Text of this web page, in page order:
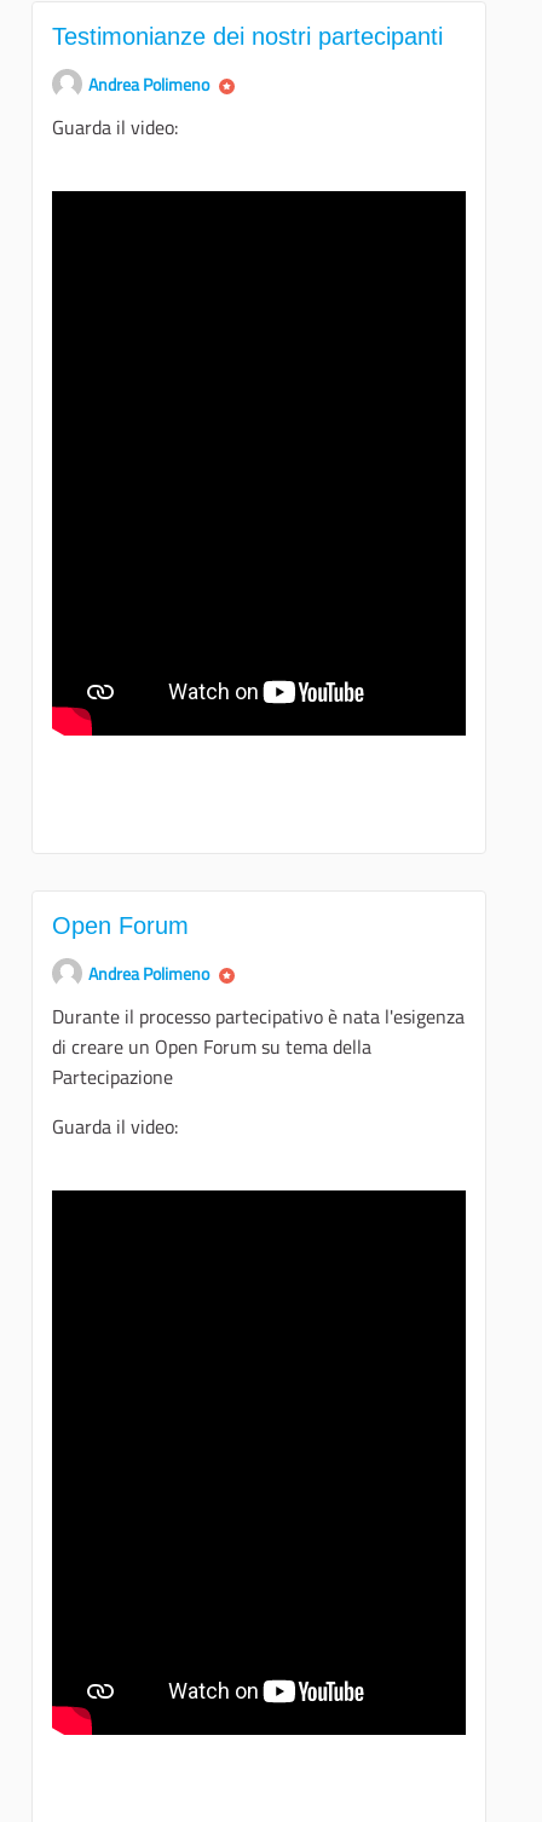
Testimonianze dei nostri partecipanti
Andrea Polimeno
Guarda il video:
Open Forum
Andrea Polimeno
Durante il processo partecipativo è nata l'esigenza
di creare un Open Forum su tema della
Partecipazione
Guarda il video: